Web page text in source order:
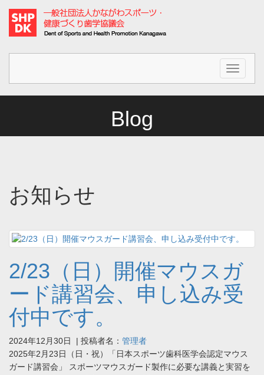
Blog
お知らせ
2/23（日）開催マウスガ
ード講習会、申し込み受
付中です。
2024年12月30日 | 投稿者名： 管理者
2025年2月23日（日・祝）「日本スポーツ歯科医学会認定マウス
ガード講習会」 スポーツマウスガード製作に必要な講義と実習を